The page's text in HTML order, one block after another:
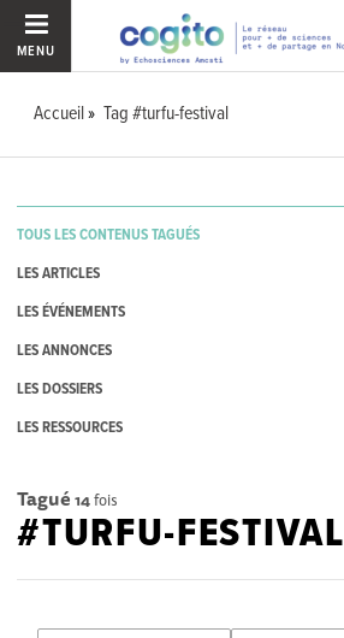
MENU
Accueil Tag #turfu-festival
TOUS LES CONTENUS TAGUÉS
LES ARTICLES
LES ÉVÉNEMENTS
LES ANNONCES
LES DOSSIERS
LES RESSOURCES
Tagué 14fois
#TURFU-FESTIVAL